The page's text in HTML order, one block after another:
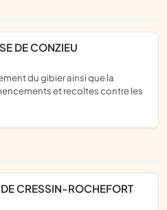
DE CONZIEU
et recoltes contre les
DE CRESSIN-ROCHEFORT